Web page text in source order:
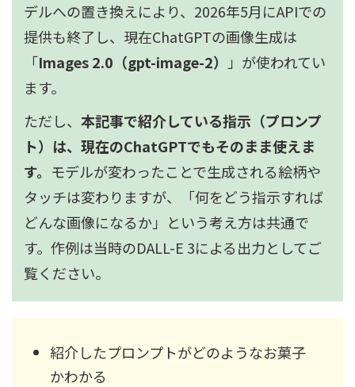
デルへの置き換えにより、2026年5月にAPIでの
提供も終了し、現在ChatGPTの画像生成は
「Images 2.0（gpt-image-2）
」が使われてい
ます。
ただし、 本記事で紹介している指示（プロンプ
ト）は、現在のChatGPTでもそのまま使えま
す。 モデルが変わったことで生成される絵柄や
タッチは変わりますが、「何をどう指示すれば
どんな画像になるか」という考え方は共通で
す。作例は当時のDALL-E 3による出力としてご
覧ください。
紹介したプロンプトがどのようなお菓子
かわかる